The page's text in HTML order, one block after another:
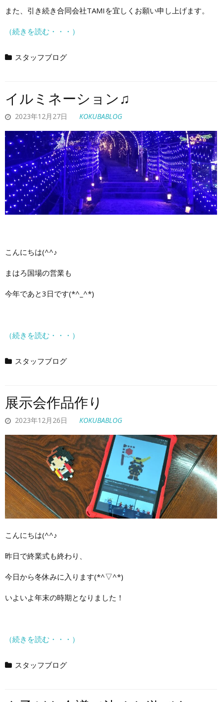
また、引き続き合同会社TAMIを宜しくお願い申し上げます。
（続きを読む・・・）
スタッフブログ
イルミネーション♫
2023年12月27日 KOKUBABLOG
こんにちは(^^♪
まはろ国場の営業も
今年であと3日です(*^_^*)
（続きを読む・・・）
スタッフブログ
展示会作品作り
2023年12月26日 KOKUBABLOG
こんにちは(^^♪
昨日で終業式も終わり、
今日から冬休みに入ります(*^▽^*)
いよいよ年末の時期となりました！
（続きを読む・・・）
スタッフブログ